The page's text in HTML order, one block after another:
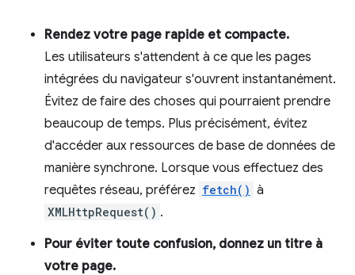
Rendez votre page rapide et compacte.
Les utilisateurs s'attendent à ce que les pages
intégrées du navigateur s'ouvrent instantanément.
Évitez de faire des choses qui pourraient prendre
beaucoup de temps. Plus précisément, évitez
d'accéder aux ressources de base de données de
manière synchrone. Lorsque vous effectuez des
requêtes réseau, préférez fetch() à
XMLHttpRequest() .
Pour éviter toute confusion, donnez un titre à
votre page.